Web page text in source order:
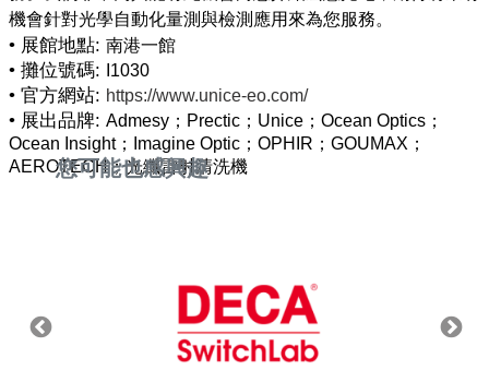
• 展館地點: 南港一館
• 攤位號碼: I1030
• 官方網站: https://www.unice-eo.com/
• 展出品牌: Admesy；Prectic；Unice；Ocean Optics；
Ocean Insight；Imagine Optic；OPHIR；GOUMAX；
AEROTECH；光纖雷射清洗機
您可能也感興趣